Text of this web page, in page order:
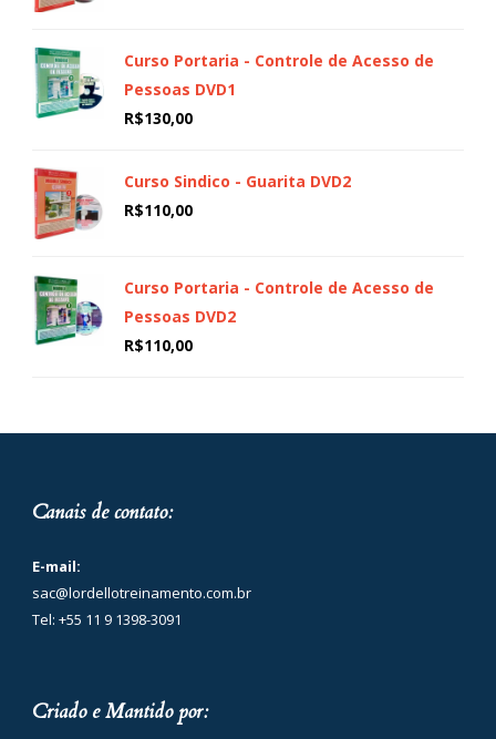
Curso Portaria - Controle de Acesso de
Pessoas DVD1
R$130,00
Curso Sindico - Guarita DVD2
R$110,00
Curso Portaria - Controle de Acesso de
Pessoas DVD2
R$110,00
Canais de contato:
E-mail:
sac@lordellotreinamento.com.br
Tel: +55 11 9 1398-3091
Criado e Mantido por: